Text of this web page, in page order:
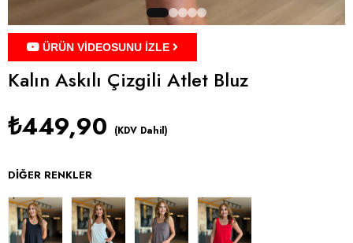
ÜRÜN VİDEOSUNU İZLE
Kalın Askılı Çizgili Atlet Bluz
₺449,90 (KDV Dahil)
DIĞER RENKLER